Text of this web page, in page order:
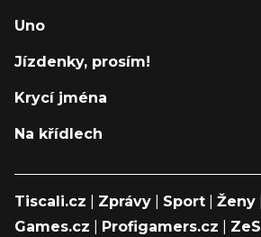
Uno
Jízdenky, prosím!
Krycí jména
Na křídlech
Tiscali.cz Zprávy Sport Ženy
Games.cz
Profigamers.cz